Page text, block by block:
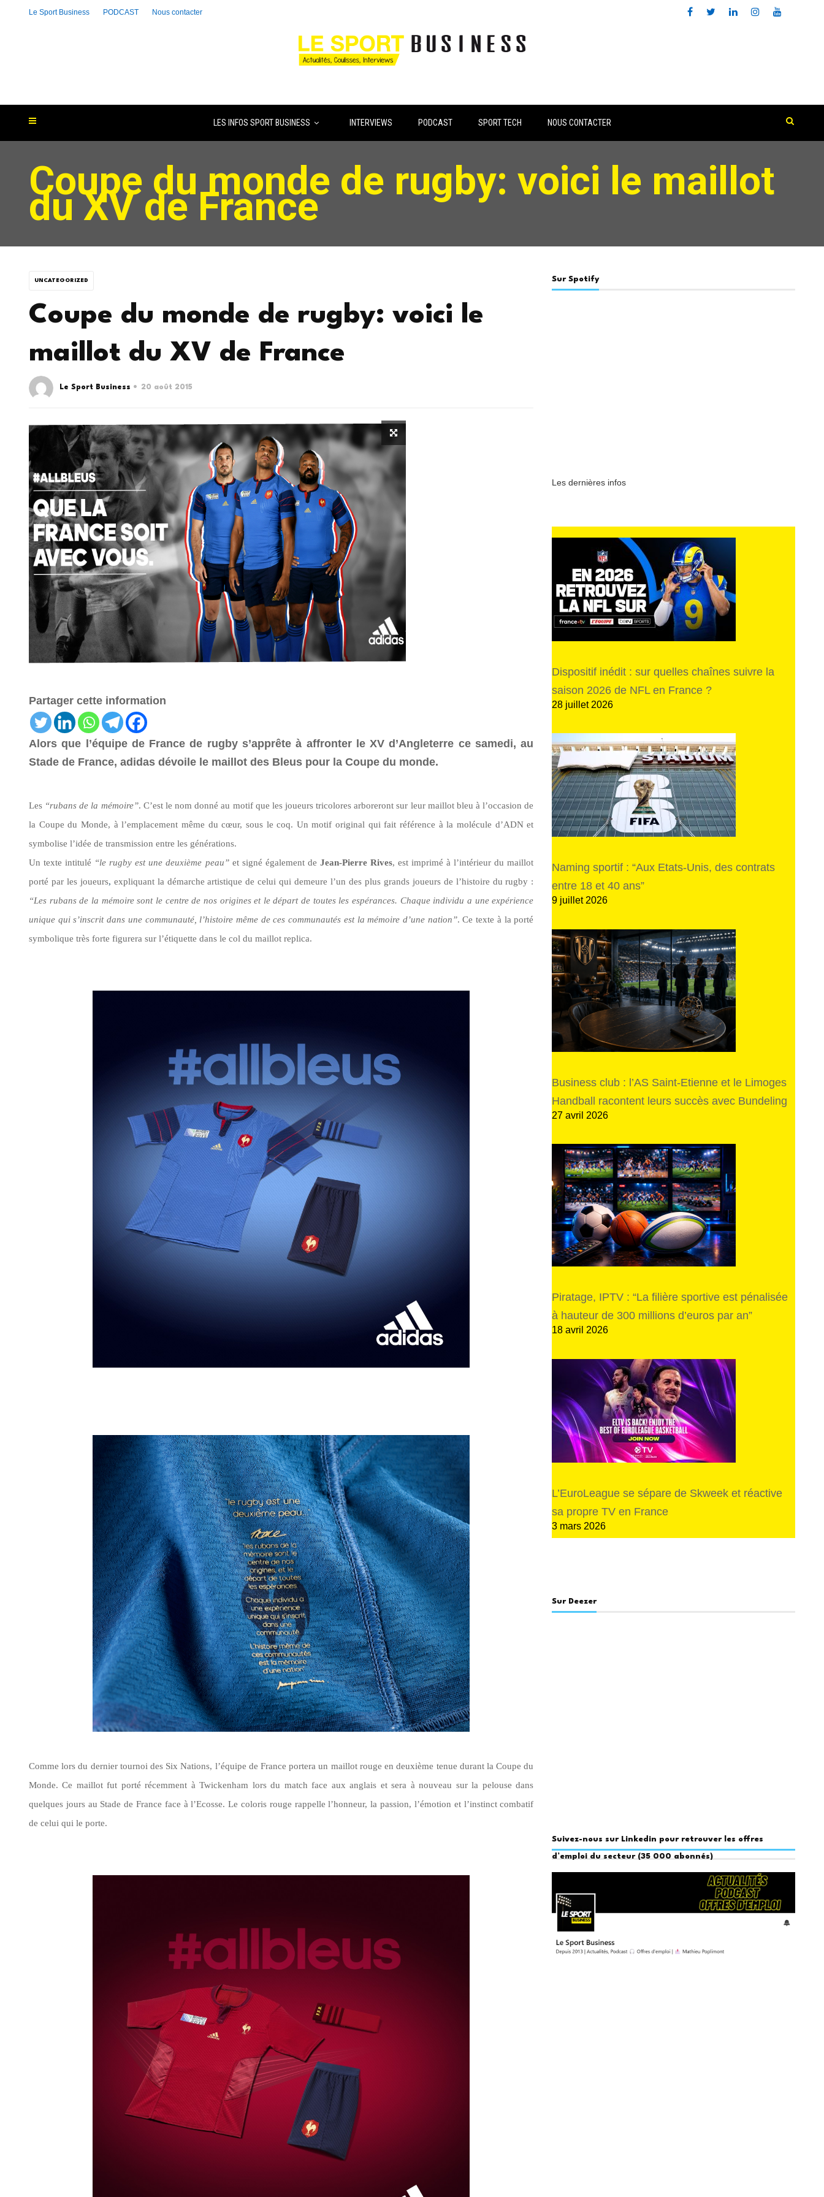
LES INFOS SPORT BUSINESS INTERVIEWS PODCAST SPORT TECH NOUS CONTACTER
Le Sport Business PODCAST Nous contacter
Coupe du monde de rugby: voici le maillot
du XV de France
UNCATEGORIZED
Coupe du monde de rugby: voici le
maillot du XV de France
Le Sport Business 20 août 2015
Partager cette information
Alors que l’équipe de France de rugby s’apprête à affronter le XV d’Angleterre ce samedi, au
Stade de France, adidas dévoile le maillot des Bleus pour la Coupe du monde.
Les “rubansde la mémoire”. C’est le nom donné au motif que les joueurs tricolores arboreront sur leur maillot bleu àl’occasionde
la Coupe du Monde, àl’emplacement même ducœur, sous le coq. Un motif original qui fait référence à la molécule d’ADNet
symbolise l’idée de transmission entre les générations.
Un texte intitulé “lerugby est une deuxième peau” et signé également de Jean-Pierre Rives, est imprimé àl’intérieurdu maillot
porté par les joueurs, expliquant la démarche artistique de celui qui demeurel’un des plus grands joueurs de l’histoire du rugby :
“Les rubans de la mémoire sont le centre de nos origines et le départ de toutes les espérances. Chaque individu a une expérience
unique qui s’inscrit dans une communauté, l’histoire même de ces communautés est la mémoire d’une nation”.Ce texte à la porté
symbolique très forte figurera sur l’étiquette dans le col du maillot replica.
Comme lors du dernier tournoi des Six Nations, l’équipe deFrance portera un maillot rouge en deuxième tenue durant la Coupe du
Monde. Ce maillot fut porté récemment à Twickenham lors du match face aux anglais et sera à nouveau sur la pelouse dans
quelques jours au Stade de France face à l’Ecosse.Le coloris rouge rappelle l’honneur, la passion, l’émotion et l’instinctcombatif
de celui qui le porte.
Sur Spotify
Les dernières infos
Dispositif inédit : sur quelles chaînes suivre la
saison 2026 de NFL en France ?
28 juillet 2026
Naming sportif : “Aux Etats-Unis, des contrats
entre 18 et 40 ans”
9 juillet 2026
Business club : l’AS Saint-Etienne et le Limoges
Handball racontent leurs succès avec Bundeling
27 avril 2026
Piratage, IPTV : “La filière sportive est pénalisée
à hauteur de 300 millions d’euros par an”
18 avril 2026
L’EuroLeague se sépare de Skweek et réactive
sa propre TV en France
3 mars 2026
Sur Deezer
Suivez-nous sur Linkedin pour retrouver les offres
d’emploi du secteur (35 000 abonnés)